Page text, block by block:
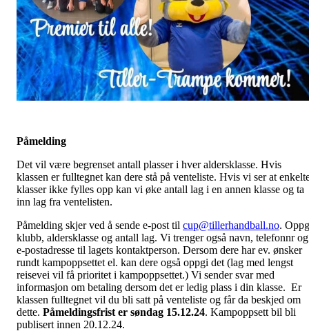
Påmelding
Det vil være begrenset antall plasser i hver aldersklasse. Hvis
klassen er fulltegnet kan dere stå på venteliste. Hvis vi ser at
klasser ikke fylles opp kan vi øke antall lag i en annen klasse og ta
inn lag fra ventelisten.
Påmelding skjer ved å sende e-post til cup@tillerhandball.no.
klubb, aldersklasse og antall lag. Vi trenger også navn, telefonnr og
e-postadresse til lagets kontaktperson. Dersom dere har ev. ønsker
rundt kampoppsettet el. kan dere også oppgi det (lag med lengst
reisevei vil få prioritet i kampoppsettet.) Vi sender svar med
informasjon om betaling dersom det er ledig plass i din klasse. Er
klassen fulltegnet vil du bli satt på venteliste og får da beskjed om
dette. Påmeldingsfrist er søndag 15.12.24. Kampoppsett bil bli
publisert innen 20.12.24.